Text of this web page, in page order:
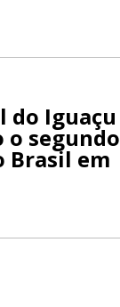
do Iguaçu
o segundo
Brasil em